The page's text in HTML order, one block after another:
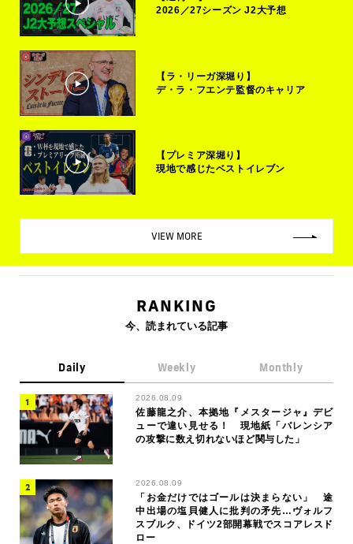
2026／27シーズン J2大予想
【ラ・リーガ深堀り】
デ・ラ・フエンテ監督のキャリア
【プレミア深堀り】
現地で感じたベストイレブン
VIEW MORE
RANKING
今、読まれている記事
Daily Weekly Monthly
2026.08.09
佐藤龍之介、本拠地『メスタージャ』デビ
ューで違い見せる！ 現地紙「バレンシア
の攻撃に数え切れないほど関与した」
2026.08.09
「お金だけではゴールは決まらない」 途
中出場の塩貝健人に批判の矛先…ヴォルフ
スブルク、ドイツ2部開幕戦でスコアレスド
ロー